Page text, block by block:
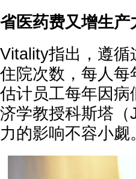
省医药费又增生
Vitality指出，遵循
住院次数，每人
估计员工每年因
济学教授科斯塔
力的影响不容小觑